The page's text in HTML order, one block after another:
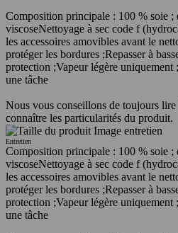
Composition principale : 100 % soie ;
viscoseNettoyage à sec code f
les accessoires amovibles avant le
protéger les bordures ;Repasser à
protection ;Vapeur légère uniquement ;
une tâche
Nous vous conseillons de toujours
connaître les particularités du produit.
Entretien
Composition principale : 100 % soie ;
viscoseNettoyage à sec code f
les accessoires amovibles avant le
protéger les bordures ;Repasser à
protection ;Vapeur légère uniquement ;
une tâche